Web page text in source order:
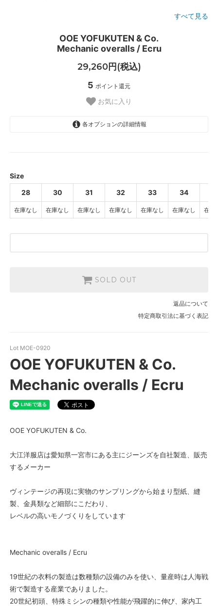
すべて見る
OOE YOFUKUTEN & Co.
Mechanic overalls / Ecru
29,260円(税込)
5 ポイント還元
お気に入り
各オプションの詳細情報
31
SOLD OUT
32
SOLD OUT
Size
28
30 31 32 33 34
在庫なし 在庫なし 在庫なし 在庫なし 在庫なし 在庫なし 在庫
SOLD OUT
返品について
特定商取引法に基づく表記
Lot MOE-0920
OOE YOFUKUTEN & Co.
Mechanic overalls / Ecru
OOE YOFUKUTEN & Co.
大江洋服店は愛知県一宮市にある主にジーンズを自社製造、販売
するメーカー
ヴィンテージの再現に実物のサンプリングから始まり型紙、縫
製、金具類など細部にこだわり、
レベルの高いモノづくりをしています
Mechanic overalls / Ecru
19世紀の衣料の製造は数種類の設備のみを使い、量産時は人海戦
術で製造する産業でありました。
20世紀初頭、特殊ミシンの種類や性能が飛躍的に伸び、家内工